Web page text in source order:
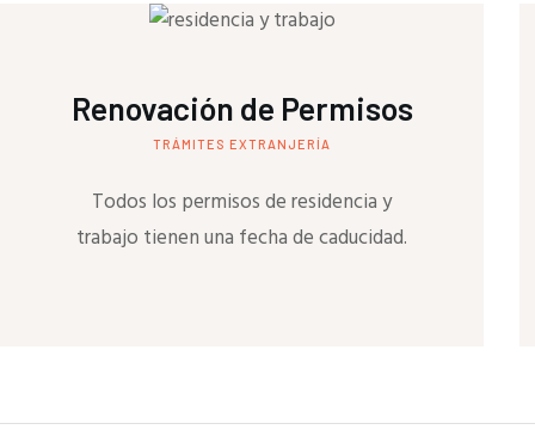
Renovación de Permisos
TRÁMITES EXTRANJERÍA
Todos los permisos de residencia y
trabajo tienen una fecha de caducidad.